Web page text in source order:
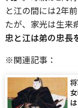
と江の間には2年
たが、家光は生来
忠と江は弟の忠長
※関連記事：
は